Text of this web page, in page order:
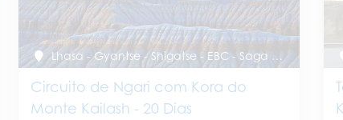
Lhasa - Gyantse - Shigatse - EBC - Saga - Lago Manasarovar - Darchen - Kora do Monte Kailash - Zada - Gegye - Gertse - Shigatse - Lhasa
Circuito de Ngari com Kora do
Monte Kailash - 20 Dias